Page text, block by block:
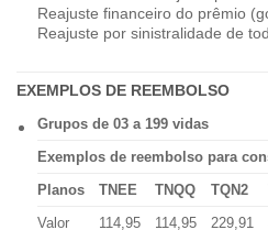
Reajuste financeiro do prêmio
Reajuste por sinistralidade de
EXEMPLOS DE REEMBOLSO
Grupos de 03 a 199 vidas
Exemplos de reembolso para
Planos
TNEE TNQQ TQN2
Valor
114,95 114,95 229,91